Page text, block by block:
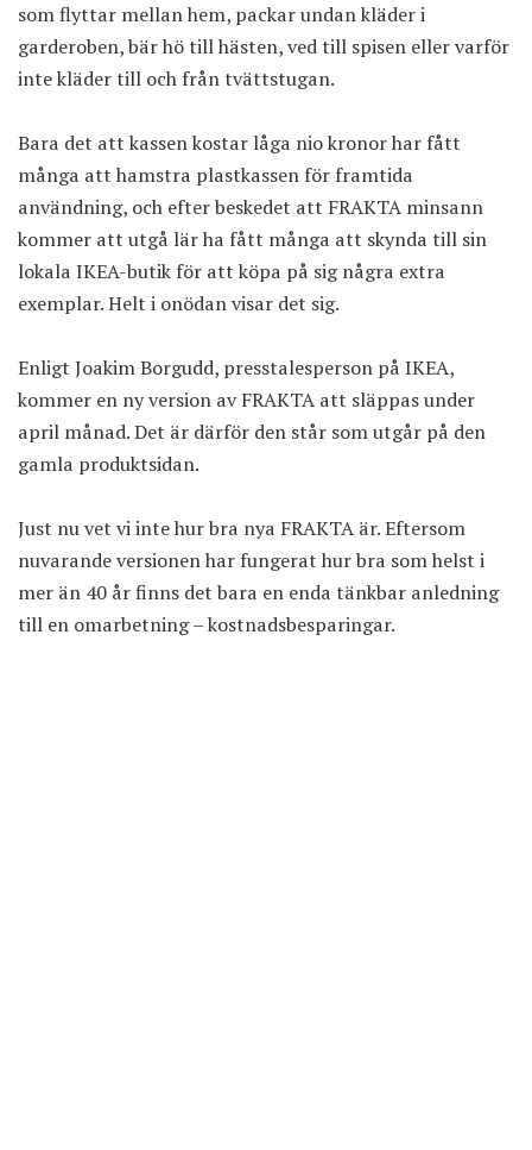
som flyttar mellan hem, packar undan kläder i
garderoben, bär hö till hästen, ved till spisen eller varför
inte kläder till och från tvättstugan.
Bara det att kassen kostar låga nio kronor har fått
många att hamstra plastkassen för framtida
användning, och efter beskedet att FRAKTA minsann
kommer att utgå lär ha fått många att skynda till sin
lokala IKEA-butik för att köpa på sig några extra
exemplar. Helt i onödan visar det sig.
Enligt Joakim Borgudd, presstalesperson på IKEA,
kommer en ny version av FRAKTA att släppas under
april månad. Det är därför den står som utgår på den
gamla produktsidan.
Just nu vet vi inte hur bra nya FRAKTA är. Eftersom
nuvarande versionen har fungerat hur bra som helst i
mer än 40 år finns det bara en enda tänkbar anledning
till en omarbetning – kostnadsbesparingar.